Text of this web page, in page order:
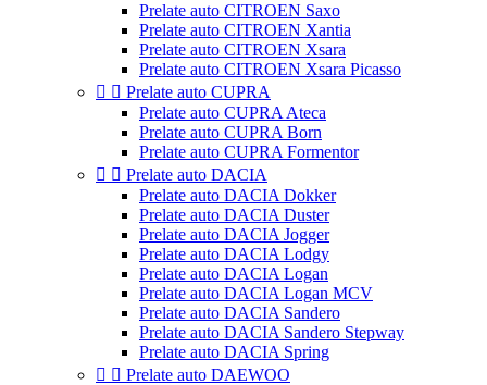
Prelate auto CITROEN Saxo
Prelate auto CITROEN Xantia
Prelate auto CITROEN Xsara
Prelate auto CITROEN Xsara Picasso
  Prelate auto CUPRA
Prelate auto CUPRA Ateca
Prelate auto CUPRA Born
Prelate auto CUPRA Formentor
  Prelate auto DACIA
Prelate auto DACIA Dokker
Prelate auto DACIA Duster
Prelate auto DACIA Jogger
Prelate auto DACIA Lodgy
Prelate auto DACIA Logan
Prelate auto DACIA Logan MCV
Prelate auto DACIA Sandero
Prelate auto DACIA Sandero Stepway
Prelate auto DACIA Spring
  Prelate auto DAEWOO